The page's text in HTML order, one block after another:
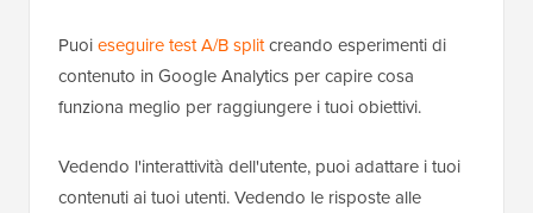
Puoieseguire test A/B splitcreando esperimenti di
contenuto in Google Analytics per capire cosa
funziona meglio per raggiungere i tuoi obiettivi.
Vedendo l'interattività dell'utente, puoi adattare i tuoi
contenuti ai tuoi utenti. Vedendo le risposte alle